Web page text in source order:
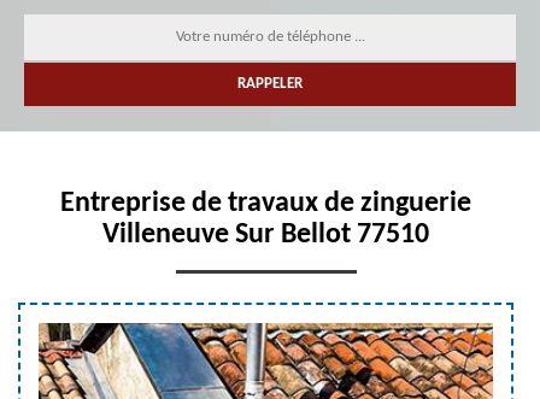
Entreprise de travaux de zinguerie
Villeneuve Sur Bellot 77510